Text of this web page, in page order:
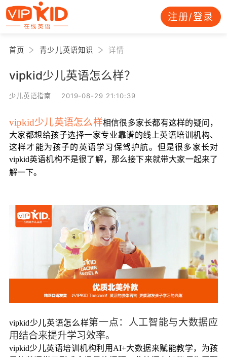
注册/登录
首页 青少儿英语知识 详情
vipkid少儿英语怎么样？
少儿英语指南 2019-08-29 21:10:39
vipkid少儿英语怎么样相信很多家长都有这样的疑问，
大家都想给孩子选择一家专业靠谱的线上英语培训机构、
这样才能为孩子的英语学习保驾护航。但是很多家长对
vipkid英语机构不是很了解，那么接下来就带大家一起来了
解一下。
vipkid少儿英语怎么样第一点：人工智能与大数据应
用结合来提升学习效率。
vipkid少儿英语培训机构利用AI+大数据来赋能教学，为孩